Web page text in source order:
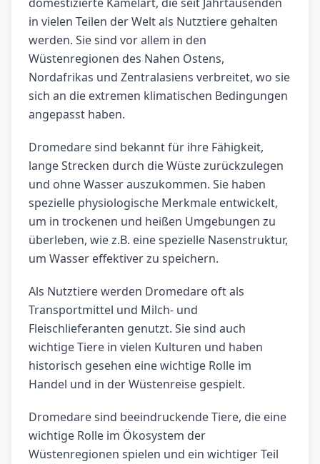
in vielen Teilen der Welt als Nutztiere gehalten
werden. Sie sind vor allem in den
Wüstenregionen des Nahen Ostens,
Nordafrikas und Zentralasiens verbreitet, wo sie
sich an die extremen klimatischen Bedingungen
angepasst haben.
Dromedare sind bekannt für ihre Fähigkeit,
lange Strecken durch die Wüste zurückzulegen
und ohne Wasser auszukommen. Sie haben
spezielle physiologische Merkmale entwickelt,
um in trockenen und heißen Umgebungen zu
überleben, wie z.B. eine spezielle Nasenstruktur,
um Wasser effektiver zu speichern.
Als Nutztiere werden Dromedare oft als
Transportmittel und Milch- und
Fleischlieferanten genutzt. Sie sind auch
wichtige Tiere in vielen Kulturen und haben
historisch gesehen eine wichtige Rolle im
Handel und in der Wüstenreise gespielt.
Dromedare sind beeindruckende Tiere, die eine
wichtige Rolle im Ökosystem der
Wüstenregionen spielen und ein wichtiger Teil